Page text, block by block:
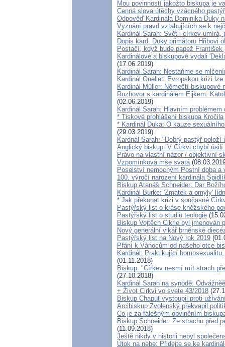
Mou povinností jakožto biskupa je
Cenná slova útěchy vzácného
Odpověď Kardinála Dominika Duky
Vyznání pravd vztahujících se k
Kardinál Sarah: Svět i církev
Dopis kard. Duky primátoru Hřibovi
Postačí, když bude papež František
Kardinálové a biskupové vydali
(17.06.2019)
Kardinál Sarah: Nestaňme se
Kardinál Ouellet: Evropskou krizi
Kardinál Müller: Němečtí biskupové
Rozhovor s kardinálem Eijkem:
(02.06.2019)
Kardinál Sarah: Hlavním
* Tiskové prohlášení biskupa Kročila
* Kardinál Duka: O kauze
(29.03.2019)
Kardnál Sarah: "Dobrý pastýř
Anglický biskup: V Církvi chybí úsilí
Právo na vlastní názor / objektivní
Vzpomínková mše svatá
Poselství nemocným Postní doba a
100. výročí narození kardinála
Biskup Atanáš Schneider: Dar
Kardinál Burke: 'Zmatek a omyly'
* Jak překonat krizi v současné
Pastýřský list o kráse kněžského
Pastýřský list o studiu teologie
Biskup Vojtěch Cikrle byl jmenován
Nový generální vikář brněnské
Pastýřský list na Nový rok 2019
Přání k Vánocům od našeho otce
Kardinál: Praktikující
(01.11.2018)
Biskup: "Církev nesmí mít strach
(27.10.2018)
Kardinál Sarah na synodě:
+ Život Cirkvi vo svete 43/2018
Biskup Chaput vystoupil proti
Arcibiskup Zvolenský překvapil
Co je za falešným obviněním
Biskup Schneider: Ze strachu před
(11.09.2018)
Ještě nikdy v historii nebyl
Útok na nebe: Přidejte se ke